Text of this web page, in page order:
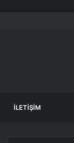
İLETIŞIM